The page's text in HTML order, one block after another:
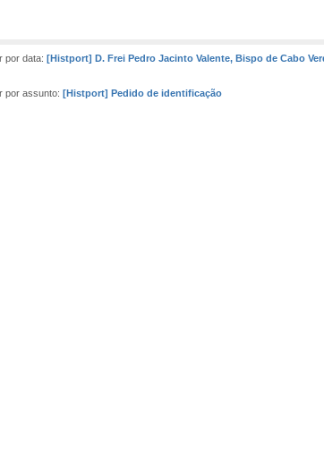
por data: [Histport] D. Frei Pedro Jacinto Valente, Bispo de Cabo
por assunto: [Histport] Pedido de identificação